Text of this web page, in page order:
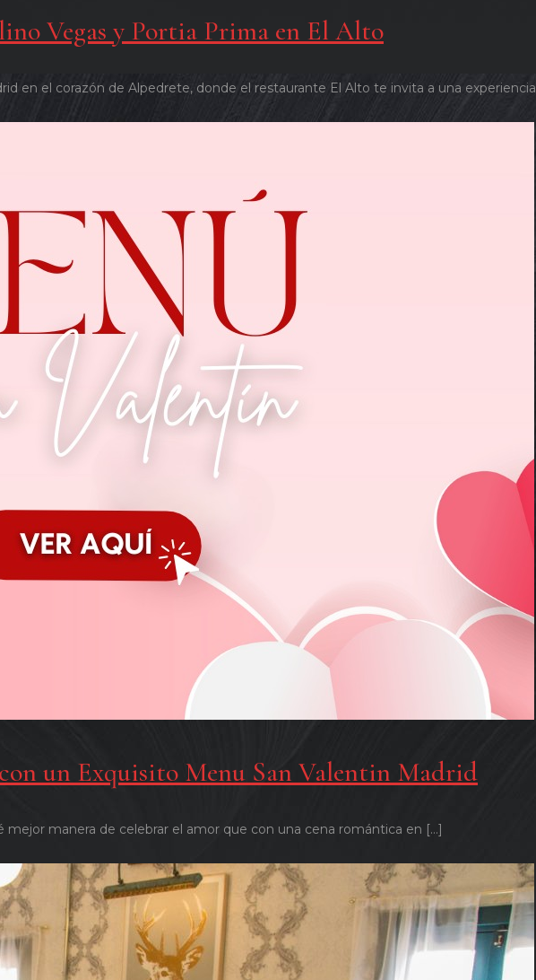
Vegas y Portia Prima en El Alto
en el corazón de Alpedrete, donde el restaurante El Alto te invita a una experiencia
un Exquisito Menu San Valentin Madrid
mejor manera de celebrar el amor que con una cena romántica en […]